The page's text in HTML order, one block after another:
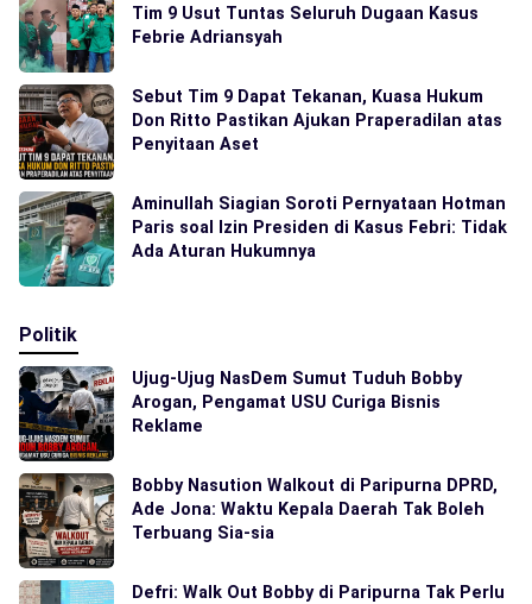
Tim 9 Usut Tuntas Seluruh Dugaan Kasus
Febrie Adriansyah
Sebut Tim 9 Dapat Tekanan, Kuasa Hukum
Don Ritto Pastikan Ajukan Praperadilan atas
Penyitaan Aset
Aminullah Siagian Soroti Pernyataan Hotman
Paris soal Izin Presiden di Kasus Febri: Tidak
Ada Aturan Hukumnya
Politik
Ujug-Ujug NasDem Sumut Tuduh Bobby
Arogan, Pengamat USU Curiga Bisnis
Reklame
Bobby Nasution Walkout di Paripurna DPRD,
Ade Jona: Waktu Kepala Daerah Tak Boleh
Terbuang Sia-sia
Defri: Walk Out Bobby di Paripurna Tak Perlu